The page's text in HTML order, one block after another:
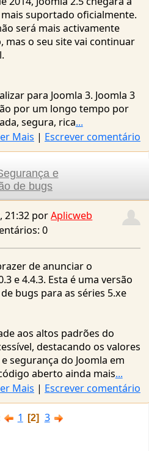
o seu site vai continuar
segura, rica...
Mais |Escrever comentário
e
de bugs
21:32 porAplicweb
0
de anunciar o
e 4.4.3. Esta é uma versão
bugs para as séries 5.xe
aos altos padrões do
destacando os valores
do Joomla em
aberto ainda mais...
Mais|Escrever comentário
1 2 3